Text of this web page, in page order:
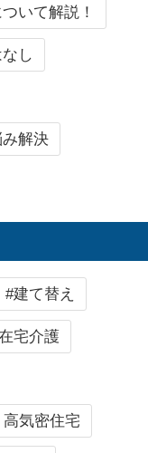
いて解説！
し
解決
#建て替え
宅介護
気密住宅